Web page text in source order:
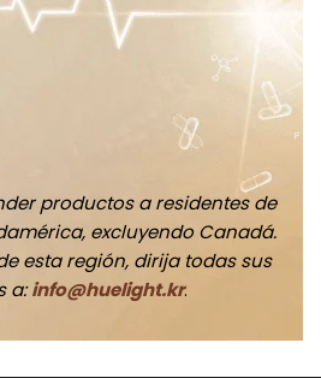
productos a residentes de
excluyendo Canadá.
esta región, dirija todas sus
a:info@huelight.kr.